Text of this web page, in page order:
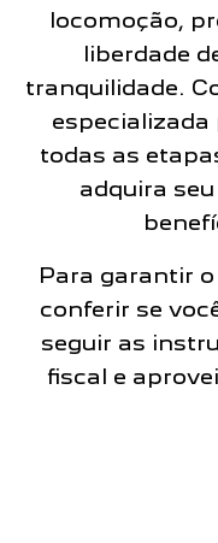
locomoção,
liberdade
tranquilidade.
todas as
adquira
Para garantir
conferir se
seguir as
fiscal e